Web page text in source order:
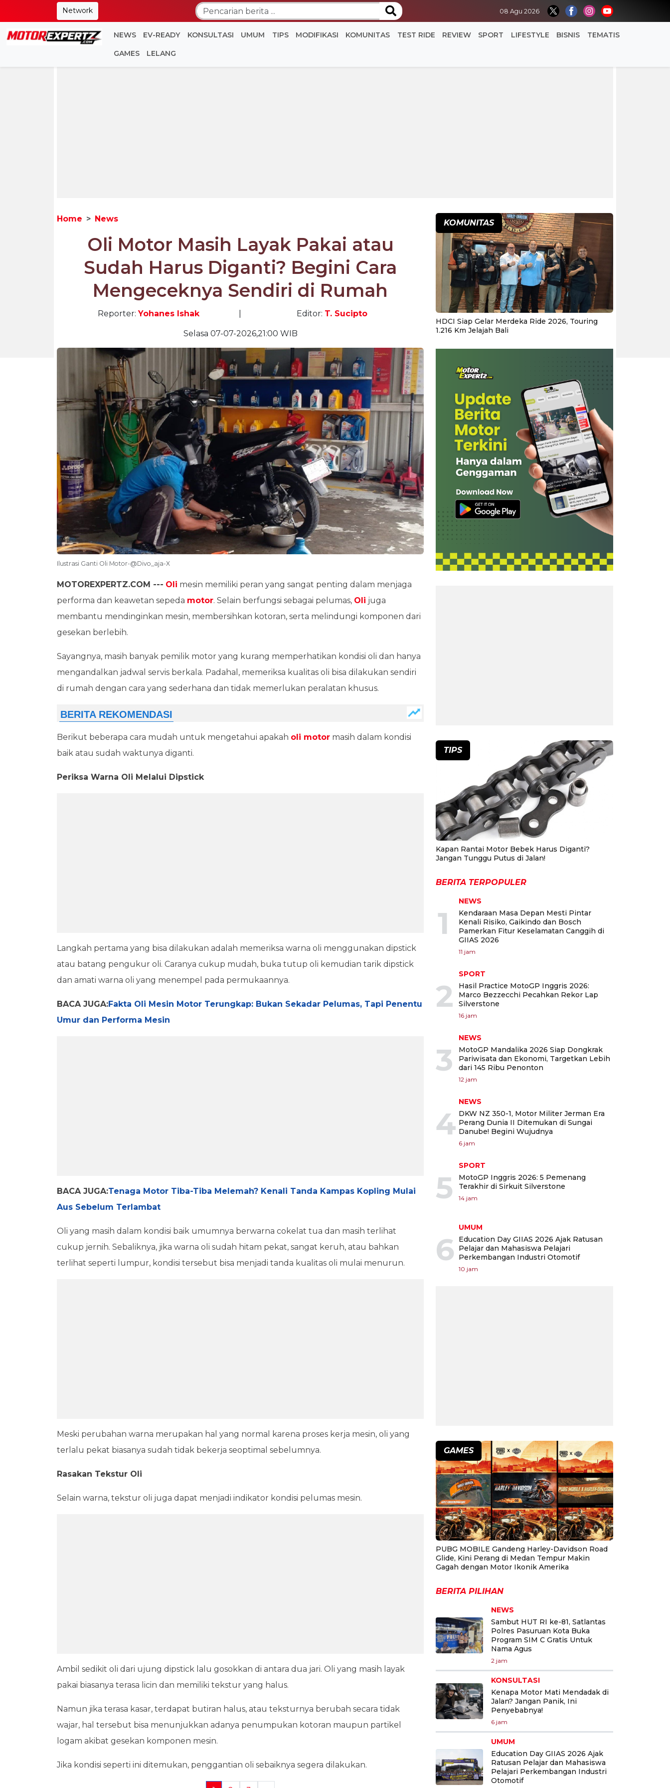
Network 08 Agu 2026
NEWS EV-READY KONSULTASI UMUM TIPS MODIFIKASI KOMUNITAS TEST RIDE REVIEW SPORT LIFESTYLE BISNIS TEMATIS
GAMES LELANG
Home News
Oli Motor Masih Layak Pakai atau
Sudah Harus Diganti? Begini Cara
Mengeceknya Sendiri di Rumah
Reporter:Yohanes Ishak Editor: T. Sucipto
Selasa 07-07-2026,21:00 WIB
Ilustrasi Ganti Oli Motor-@Divo_aja-X
MOTOREXPERTZ.COM --- Oli mesin memiliki peran yang sangat penting dalam menjaga
performa dan keawetan sepeda motor. Selain berfungsi sebagai pelumas, Oli juga
membantu mendinginkan mesin, membersihkan kotoran, serta melindungi komponen dari
gesekan berlebih.
Sayangnya, masih banyak pemilik motor yang kurang memperhatikan kondisi oli dan hanya
mengandalkan jadwal servis berkala. Padahal, memeriksa kualitas oli bisa dilakukan sendiri
di rumah dengan cara yang sederhana dan tidak memerlukan peralatan khusus.
Berikut beberapa cara mudah untuk mengetahui apakah oli motor masih dalam kondisi
baik atau sudah waktunya diganti.
Periksa Warna Oli Melalui Dipstick
Langkah pertama yang bisa dilakukan adalah memeriksa warna oli menggunakan dipstick
atau batang pengukur oli. Caranya cukup mudah, buka tutup oli kemudian tarik dipstick
dan amati warna oli yang menempel pada permukaannya.
BACA JUGA:Fakta Oli Mesin Motor Terungkap: Bukan Sekadar Pelumas, Tapi Penentu
Umur dan Performa Mesin
BACA JUGA:Tenaga Motor Tiba-Tiba Melemah? Kenali Tanda Kampas Kopling Mulai
Aus Sebelum Terlambat
Oli yang masih dalam kondisi baik umumnya berwarna cokelat tua dan masih terlihat
cukup jernih. Sebaliknya, jika warna oli sudah hitam pekat, sangat keruh, atau bahkan
terlihat seperti lumpur, kondisi tersebut bisa menjadi tanda kualitas oli mulai menurun.
Meski perubahan warna merupakan hal yang normal karena proses kerja mesin, oli yang
terlalu pekat biasanya sudah tidak bekerja seoptimal sebelumnya.
Rasakan Tekstur Oli
Selain warna, tekstur oli juga dapat menjadi indikator kondisi pelumas mesin.
Ambil sedikit oli dari ujung dipstick lalu gosokkan di antara dua jari. Oli yang masih layak
pakai biasanya terasa licin dan memiliki tekstur yang halus.
Namun jika terasa kasar, terdapat butiran halus, atau teksturnya berubah secara tidak
wajar, hal tersebut bisa menunjukkan adanya penumpukan kotoran maupun partikel
logam akibat gesekan komponen mesin.
Jika kondisi seperti ini ditemukan, penggantian oli sebaiknya segera dilakukan.
KOMUNITAS
HDCI Siap Gelar Merdeka Ride 2026, Touring
1.216 Km Jelajah Bali
TIPS
Kapan Rantai Motor Bebek Harus Diganti?
Jangan Tunggu Putus di Jalan!
BERITA TERPOPULER
1
NEWS
Kendaraan Masa Depan Mesti Pintar
Kenali Risiko, Gaikindo dan Bosch
Pamerkan Fitur Keselamatan Canggih di
GIIAS 2026
11 jam
2
SPORT
Hasil Practice MotoGP Inggris 2026:
Marco Bezzecchi Pecahkan Rekor Lap
Silverstone
16 jam
3
NEWS
MotoGP Mandalika 2026 Siap Dongkrak
Pariwisata dan Ekonomi, Targetkan Lebih
dari 145 Ribu Penonton
12 jam
4
NEWS
DKW NZ 350-1, Motor Militer Jerman Era
Perang Dunia II Ditemukan di Sungai
Danube! Begini Wujudnya
6 jam
5
SPORT
MotoGP Inggris 2026: 5 Pemenang
Terakhir di Sirkuit Silverstone
14 jam
6
UMUM
Education Day GIIAS 2026 Ajak Ratusan
Pelajar dan Mahasiswa Pelajari
Perkembangan Industri Otomotif
10 jam
GAMES
PUBG MOBILE Gandeng Harley-Davidson Road
Glide, Kini Perang di Medan Tempur Makin
Gagah dengan Motor Ikonik Amerika
BERITA PILIHAN
NEWS
Sambut HUT RI ke-81, Satlantas
Polres Pasuruan Kota Buka
Program SIM C Gratis Untuk
Nama Agus
2 jam
KONSULTASI
Kenapa Motor Mati Mendadak di
Jalan? Jangan Panik, Ini
Penyebabnya!
6 jam
UMUM
Education Day GIIAS 2026 Ajak
Ratusan Pelajar dan Mahasiswa
Pelajari Perkembangan Industri
Otomotif